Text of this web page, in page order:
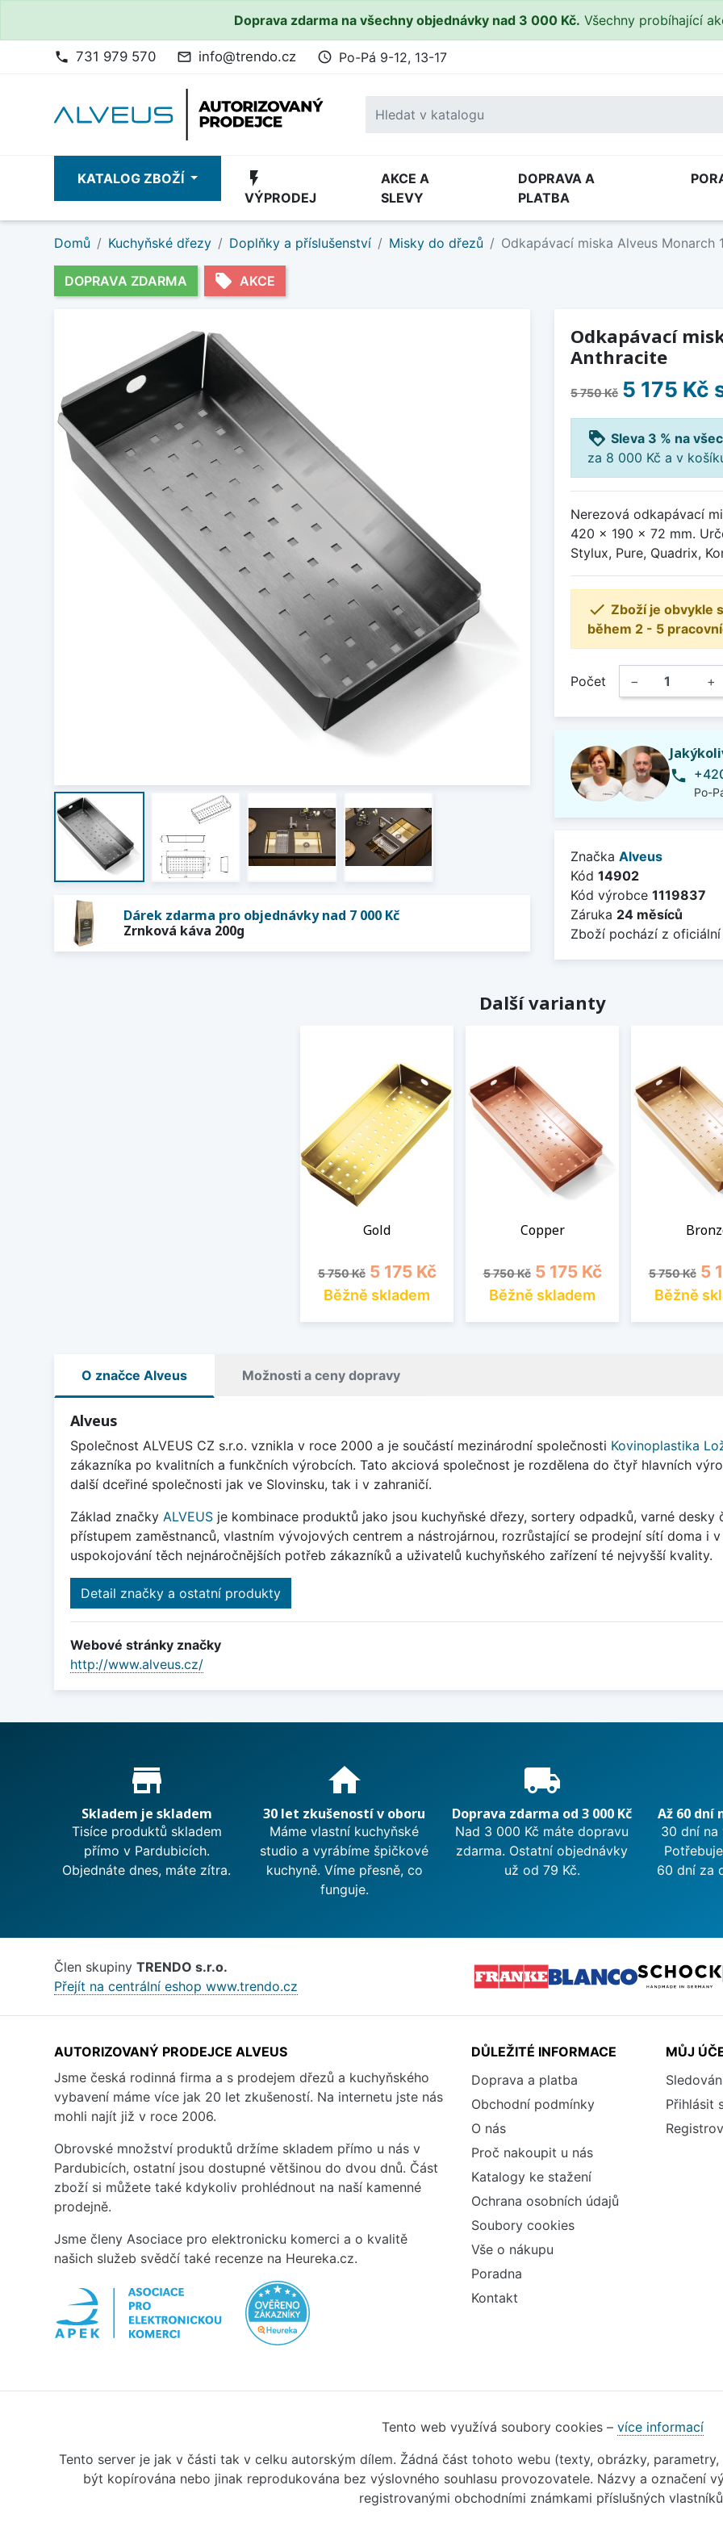
Doprava zdarma na všechny objednávky nad 3 000 Kč. Všechny probíhající
phone 731 979 570 mail_outline info@trendo.cz access_time Po-Pá 9-12, 13-17
KATALOG ZBOŽÍ flash_on
VÝPRODEJ
AKCE A
SLEVY
DOPRAVA A
PLATBA
Domů Kuchyňské dřezy Doplňky a příslušenství Misky do dřezů Odkapávací miska Alveus Monarch
DOPRAVA ZDARMA local_offer AKCE
Dárek zdarma pro objednávky nad 7 000 Kč
Zrnková káva 200g
Odkapávací
Anthracite
5 750 Kč 5 175 Kč
loyalty Sleva 3 % na
za 8 000 Kč a v
Nerezová odkapávací
420 x 190 x 72 mm.
Stylux, Pure, Quadrix,
 Zboží je obvykle
během 2 - 5
Počet − +
phone
Po-
Značka Alveus
Kód 14902
Kód výrobce 1119837
Záruka 24 měsíců
Zboží pochází z
Další varianty
Gold
Běžná cena
5 750 Kč Cena
5 175 Kč
Běžně skladem
Copper
Běžná cena
5 750 Kč Cena
5 175 Kč
Běžně skladem
Běžná cena
5 750 Kč 5
Běžně
O značce Alveus Možnosti a ceny dopravy
Alveus
Společnost ALVEUS CZ s.r.o. vznikla v roce 2000 a je součástí mezinárodní společnosti Kovinoplastika
zákazníka po kvalitních a funkčních výrobcích. Tato akciová společnost je rozdělena do čtyř hlavních
další dceřiné společnosti jak ve Slovinsku, tak i v zahraničí.
Základ značky ALVEUS je kombinace produktů jako jsou kuchyňské dřezy, sortery odpadků, varné desky
přístupem zaměstnanců, vlastním vývojových centrem a nástrojárnou, rozrůstající se prodejní sítí doma i
uspokojování těch nejnáročnějších potřeb zákazníků a uživatelů kuchyňského zařízení té nejvyšší kvality.
Detail značky a ostatní produkty
Webové stránky značky
http://www.alveus.cz/
Proč nakupovat u nás?
store_mall_directory
Skladem je skladem
Tisíce produktů skladem
přímo v Pardubicích.
Objednáte dnes, máte zítra.
home
30 let zkušeností v oboru
Máme vlastní kuchyňské
studio a vyrábíme špičkové
kuchyně. Víme přesně, co
funguje.
local_shipping
Doprava zdarma od 3 000 Kč
Nad 3 000 Kč máte dopravu
zdarma. Ostatní objednávky
už od 79 Kč.
Až 60 dní
30 dní na
60 dní za
Člen skupiny TRENDO s.r.o.
Přejít na centrální eshop www.trendo.cz
AUTORIZOVANÝ PRODEJCE ALVEUS
Jsme česká rodinná firma a s prodejem dřezů a kuchyňského
vybavení máme více jak 20 let zkušeností. Na internetu jste nás
mohli najít již v roce 2006.
Obrovské množství produktů držíme skladem přímo u nás v
Pardubicích, ostatní jsou dostupné většinou do dvou dnů. Část
zboží si můžete také kdykoliv prohlédnout na naší kamenné
prodejně.
Jsme členy Asociace pro elektronicku komerci a o kvalitě
našich služeb svědčí také recenze na Heureka.cz.
DŮLEŽITÉ INFORMACE
Doprava a platba
Obchodní podmínky
O nás
Proč nakoupit u nás
Katalogy ke stažení
Ochrana osobních údajů
Soubory cookies
Vše o nákupu
Poradna
Kontakt
MŮJ
Přihlásit
Tento web využívá soubory cookies – více informací
Tento server je jak v části tak v celku autorským dílem. Žádná část tohoto webu (texty, obrázky,
být kopírována nebo jinak reprodukována bez výslovného souhlasu provozovatele. Názvy a označení
registrovanými obchodními známkami příslušných